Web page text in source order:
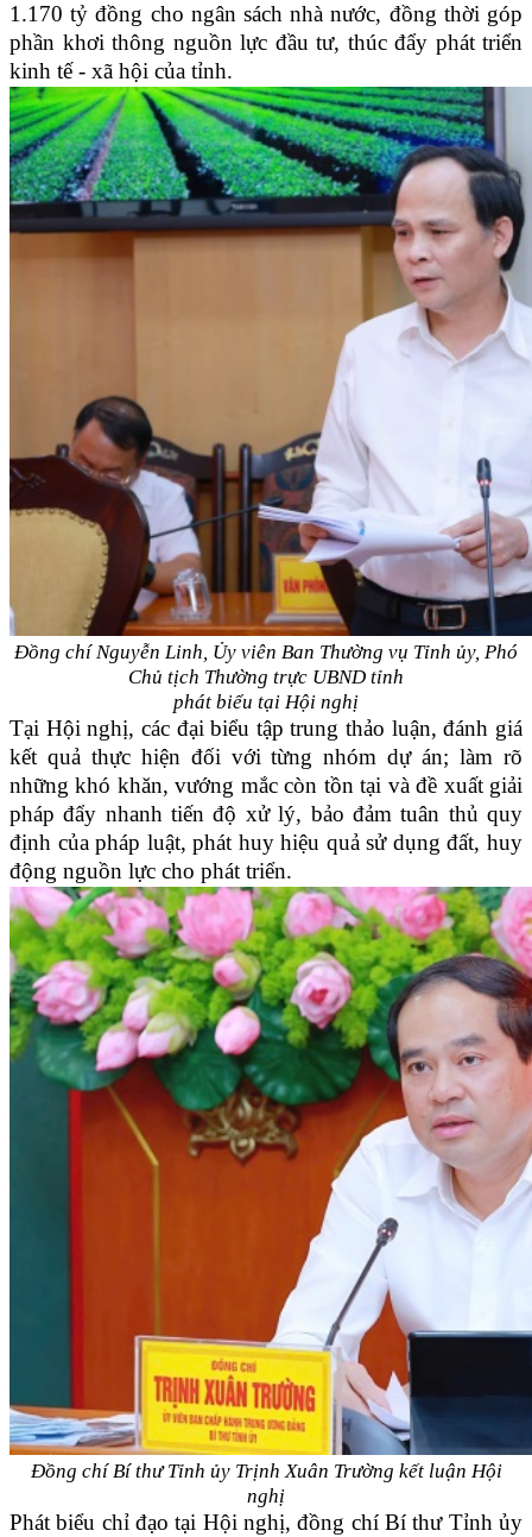
1.170 tỷ đồng cho ngân sách nhà nước, đồng thời góp
phần khơi thông nguồn lực đầu tư, thúc đẩy phát triển
kinh tế - xã hội của tỉnh.
Đồng chí Nguyễn Linh, Ủy viên Ban Thường vụ Tỉnh ủy, Phó
Chủ tịch Thường trực UBND tỉnh
phát biểu tại Hội nghị
Tại Hội nghị, các đại biểu tập trung thảo luận, đánh giá
kết quả thực hiện đối với từng nhóm dự án; làm rõ
những khó khăn, vướng mắc còn tồn tại và đề xuất giải
pháp đẩy nhanh tiến độ xử lý, bảo đảm tuân thủ quy
định của pháp luật, phát huy hiệu quả sử dụng đất, huy
động nguồn lực cho phát triển.
Đồng chí Bí thư Tỉnh ủy Trịnh Xuân Trường kết luận Hội
nghị
Phát biểu chỉ đạo tại Hội nghị, đồng chí Bí thư Tỉnh ủy